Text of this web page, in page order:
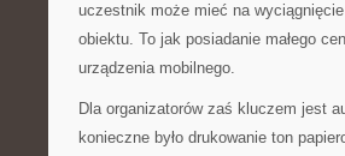
uczestnik może mieć na
obiektu. To jak posiadanie małego
urządzenia mobilnego.
Dla organizatorów zaś kluczem jest
konieczne było drukowanie ton